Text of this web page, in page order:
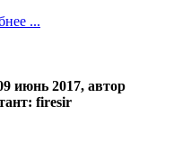
...
июнь 2017, автор
firesir